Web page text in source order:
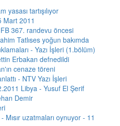
yasası tartışılıyor
Mart 2011
367. randevu öncesi
Tatlıses yoğun bakımda
- Yazı İşleri (1.bölüm)
Erbakan defnedildi
cenaze töreni
- NTV Yazı İşleri
Libya - Yusuf El Şerif
Demir
uzatmaları oynuyor - 11